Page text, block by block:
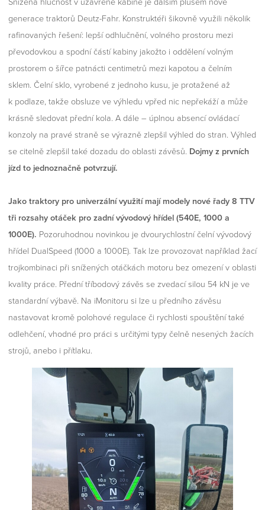
generace traktorů Deutz-Fahr. Konstruktéři šikovně využili několik
rafinovaných řešení: lepší odhlučnění, volného prostoru mezi
převodovkou a spodní částí kabiny jakožto i oddělení volným
prostorem o šířce patnácti centimetrů mezi kapotou a čelním
sklem. Čelní sklo, vyrobené z jednoho kusu, je protažené až
k podlaze, takže obsluze ve výhledu vpřed nic nepřekáží a může
krásně sledovat přední kola. A dále – úplnou absencí ovládací
konzoly na pravé straně se výrazně zlepšil výhled do stran. Výhled
se citelně zlepšil také dozadu do oblasti závěsů. Dojmy z prvních
jízd to jednoznačně potvrzují.
Jako traktory pro univerzální využití mají modely nové řady 8 TTV
tři rozsahy otáček pro zadní vývodový hřídel (540E, 1000 a
1000E). Pozoruhodnou novinkou je dvourychlostní čelní vývodový
hřídel DualSpeed (1000 a 1000E). Tak lze provozovat například žací
trojkombinaci při snížených otáčkách motoru bez omezení v oblasti
kvality práce. Přední tříbodový závěs se zvedací silou 54 kN je ve
standardní výbavě. Na iMonitoru si lze u předního závěsu
nastavovat kromě polohové regulace či rychlosti spouštění také
odlehčení, vhodné pro práci s určitými typy čelně nesených žacích
strojů, anebo i přítlaku.